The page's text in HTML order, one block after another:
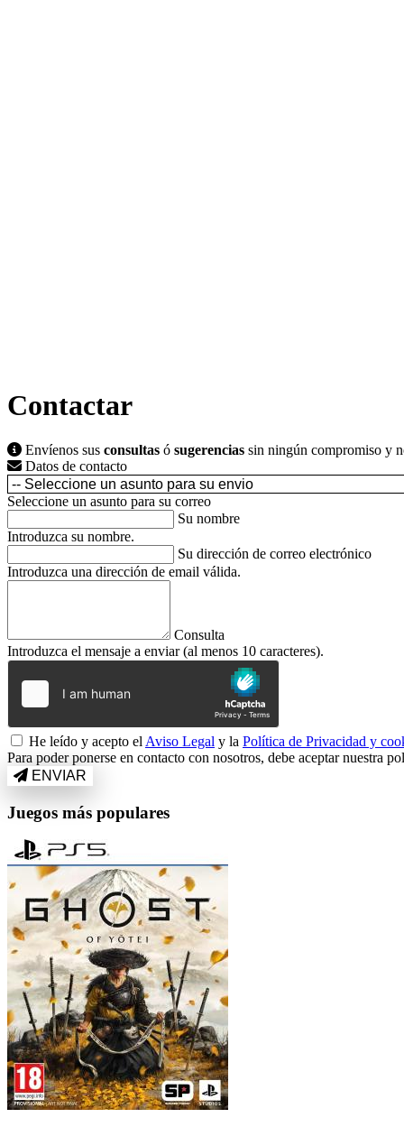
Contactar
Envíenos sus consultas ó sugerencias sin ningún compromiso y
Datos de contacto
Seleccione un asunto para su correo
Su nombre
Introduzca su nombre.
Su dirección de correo electrónico
Introduzca una dirección de email válida.
Consulta
Introduzca el mensaje a enviar (al menos 10 caracteres).
He leído y acepto el Aviso Legal y la Política de Privacidad y
Para poder ponerse en contacto con nosotros, debe aceptar nuestra
ENVIAR
Juegos más populares